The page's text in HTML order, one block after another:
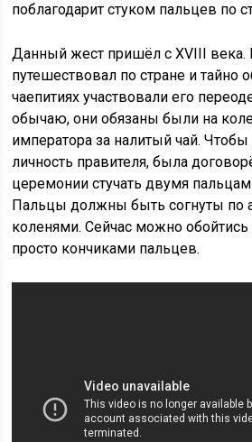
поблагодарит стуком пальцев по
Данный жест пришёл с XVIII века.
путешествовал по стране и тайно
чаепитиях участвовали его
обычаю, они обязаны были на
императора за налитый чай.
личность правителя, была
церемонии стучать двумя
Пальцы должны быть согнуты по
коленями. Сейчас можно
просто кончиками пальцев.